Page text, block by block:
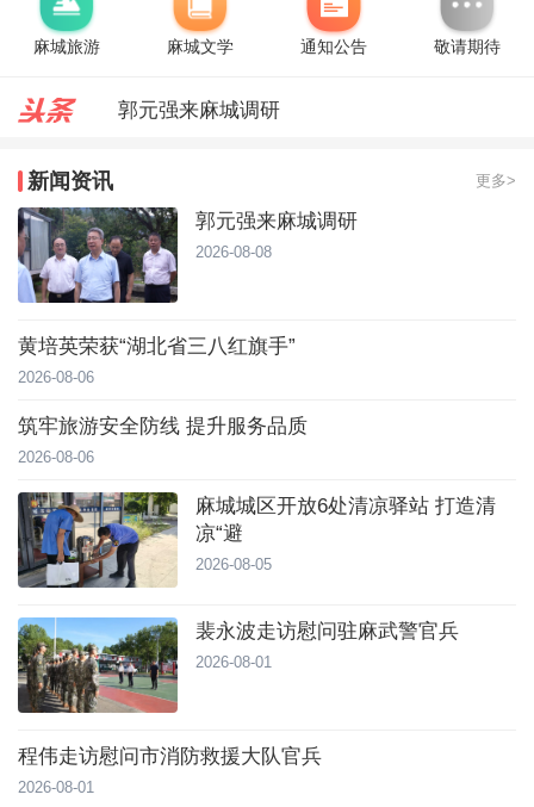
麻城旅游 麻城文学 通知公告 敬请期待
郭元强来麻城调研
麻城城区开放6处清凉驿站 打造
新闻资讯 更多>
郭元强来麻城调研
2026-08-08
黄培英荣获“湖北省三八红旗手”
2026-08-06
筑牢旅游安全防线 提升服务品质
2026-08-06
麻城城区开放6处清凉驿站 打造清
凉“避
2026-08-05
裴永波走访慰问驻麻武警官兵
2026-08-01
程伟走访慰问市消防救援大队官兵
2026-08-01